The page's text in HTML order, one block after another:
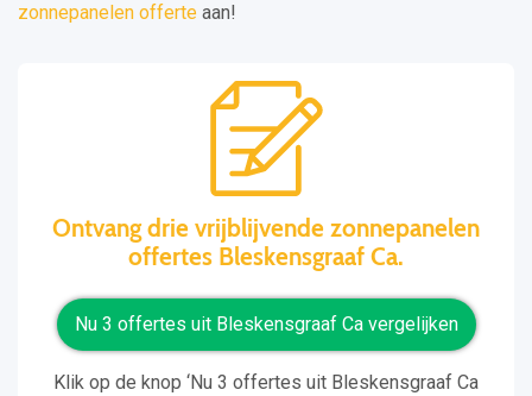
zonnepanelen offerte aan!
Ontvang drie vrijblijvende zonnepanelen
offertes Bleskensgraaf Ca.
Nu 3 offertes uit Bleskensgraaf Ca vergelijken
Klik op de knop ‘Nu 3 offertes uit Bleskensgraaf Ca